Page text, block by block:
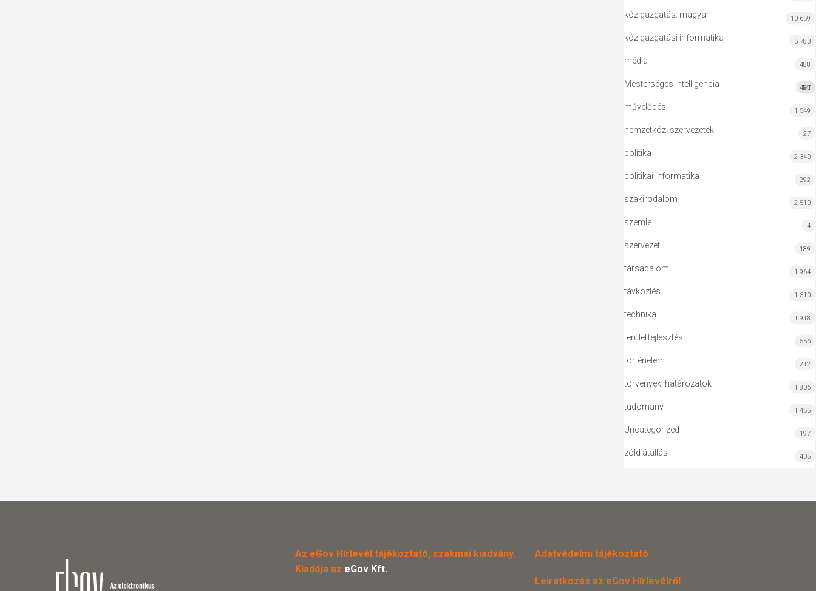
közigazgatás: magyar 10 659
közigazgatási informatika 5 783
média 488
Mesterséges Intelligencia MI
427
művelődés 1 549
nemzetközi szervezetek 27
politika 2 340
politikai informatika 292
szakirodalom 2 510
szemle 4
szervezet 189
társadalom 1 964
távközlés 1 310
technika 1 918
területfejlesztés 556
történelem 212
törvények, határozatok 1 806
tudomány 1 455
Uncategorized 197
zöld átállás 405
Az eGov Hírlevél tájékoztató, szakmai kiadvány.
Kiadója az eGov Kft.
Adatvédelmi tájékoztató
Leiratkozás az eGov Hírlevélről